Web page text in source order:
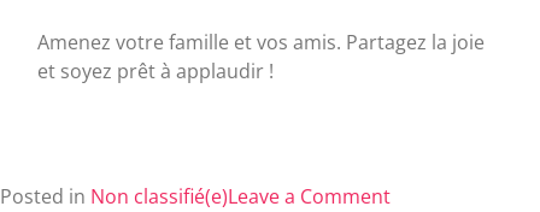
Amenez votre famille et vos amis. Partagez la joie
et soyez prêt à applaudir !
Posted in Non classifié(e)Leave a Comment